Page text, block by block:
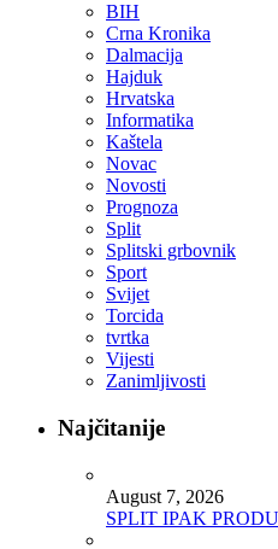
BIH
Crna Kronika
Dalmacija
Hajduk
Hrvatska
Informatika
Kaštela
Novac
Novosti
Prognoza
Split
Splitski grbovnik
Sport
Svijet
Torcida
tvrtka
Vijesti
Zanimljivosti
Najčitanije
August 7, 2026
SPLIT IPAK